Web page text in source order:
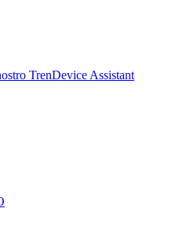
TrenDevice Assistant